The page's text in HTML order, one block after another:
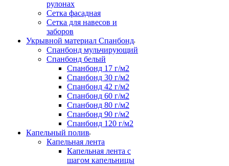
рулонах
Сетка фасадная
Сетка для навесов и
заборов
Укрывной материал Спанбонд
Спанбонд мульчирующий
Спанбонд белый
Спанбонд 17 г/м2
Спанбонд 30 г/м2
Спанбонд 42 г/м2
Спанбонд 60 г/м2
Спанбонд 80 г/м2
Спанбонд 90 г/м2
Спанбонд 120 г/м2
Капельный полив
Капельная лента
Капельная лента с
шагом капельницы